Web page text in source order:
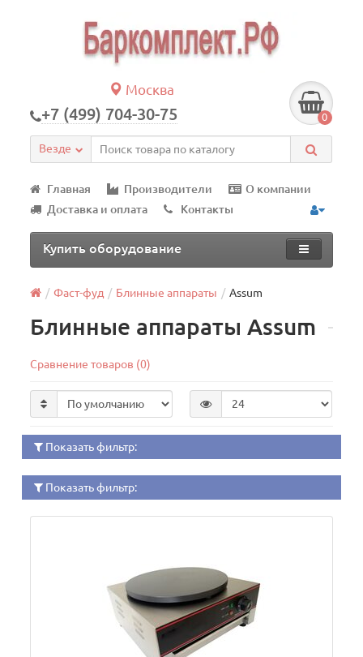
Москва
+7 (499) 704-30-75 0
Везде
Главная Производители
О компании
Доставка и оплата
Контакты
Купить оборудование
Фаст-фуд Блинные аппараты Assum
Блинные аппараты Assum
Сравнение товаров (0)
Показать фильтр:
Показать фильтр: